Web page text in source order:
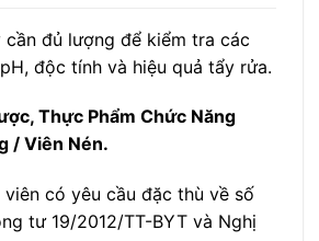
cần đủ lượng để kiểm tra các
độc tính và hiệu quả tẩy rửa.
Thực Phẩm Chức Năng
/ Viên Nén.
viên có yêu cầu đặc thù về số
tư 19/2012/TT-BYT và Nghị